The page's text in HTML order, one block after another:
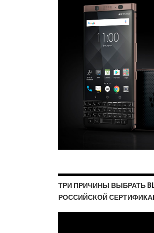
ТРИ ПРИЧИНЫ ВЫБРАТЬ
РОССИЙСКОЙ